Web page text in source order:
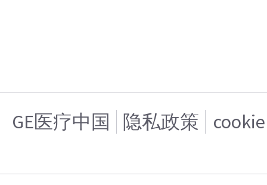
GE医疗中国 隐私政策